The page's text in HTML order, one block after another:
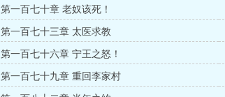
第一百七十章 老奴该死！
第一百七十三章 太医求教
第一百七十六章 宁王之怒！
第一百七十九章 重回李家村